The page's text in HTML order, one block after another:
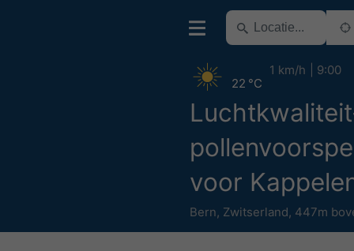
voor
Bern, Zwitserland, 447m
22 °C
1 km/h 9:00